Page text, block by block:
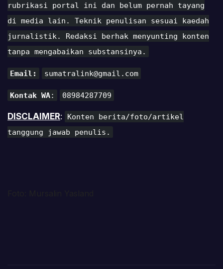
rubrikasi portal ini dan belum pernah tayang
di media lain. Teknik penulisan sesuai kaedah
jurnalistik. Redaksi berhak menyunting konten
tanpa mengabaikan substansinya.
Email: sumatralink@gmail.com
Kontak WA: 08984287709
DISCLAIMER:
Konten berita/foto/artikel
tanggung jawab penulis.